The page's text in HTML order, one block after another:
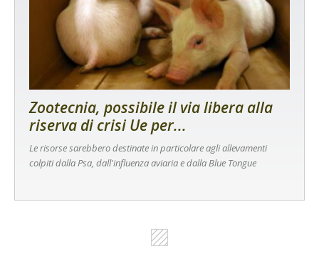
Zootecnia, possibile il via libera alla
riserva di crisi Ue per...
Le risorse sarebbero destinate in particolare agli allevamenti
colpiti dalla Psa, dall'influenza aviaria e dalla Blue Tongue